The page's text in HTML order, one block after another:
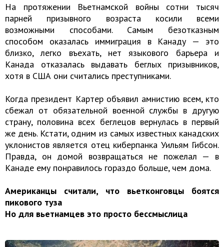
На протяжении Вьетнамской войны сотни тысяч
парней призывного возраста косили всеми
возможными способами. Самым безотказным
способом оказалась иммиграция в Канаду — это
близко, легко въехать, нет языкового барьера и
Канада отказалась выдавать беглых призывников,
хотя в США они считались преступниками.
Когда президент Картер объявил амнистию всем, кто
сбежал от обязательной военной службы в другую
страну, половина всех беглецов вернулась в первый
же день. Кстати, одним из самых известных канадских
уклонистов является отец киберпанка Уильям Гибсон.
Правда, он домой возвращаться не пожелал — в
Канаде ему понравилось гораздо больше, чем дома.
Американцы считали, что вьетконговцы боятся
пикового туза
Но для вьетнамцев это просто бессмыслица